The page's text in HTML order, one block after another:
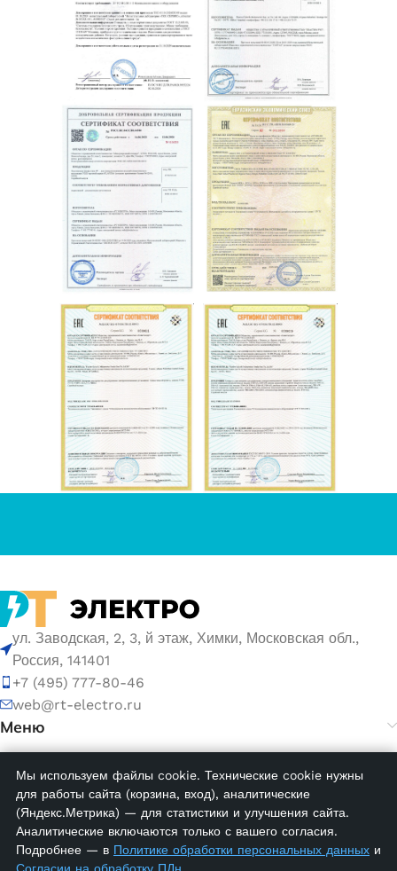
ул. Заводская, 2, 3, й этаж, Химки, Московская обл.,
Россия, 141401
+7 (495) 777-80-46
web@rt-electro.ru
Меню
© 2026 ООО «РТ ЭЛЕКТРО». ИНН 5047168752, ОГРН
1155047005145.
Политика обработки персональных данных
Мы используем файлы cookie. Технические cookie нужны
для работы сайта (корзина, вход), аналитические
(Яндекс.Метрика) — для статистики и улучшения сайта.
Аналитические включаются только с вашего согласия.
Подробнее — в Политике обработки персональных данных и